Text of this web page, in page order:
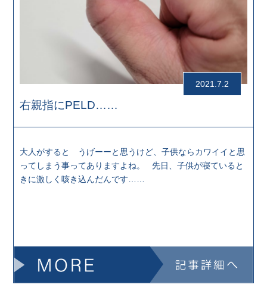
2021.7.2
右親指にPELD……
大人がすると うげーーと思うけど、子供ならカワイイと思
ってしまう事ってありますよね。 先日、子供が寝ていると
きに激しく咳き込んだんです……